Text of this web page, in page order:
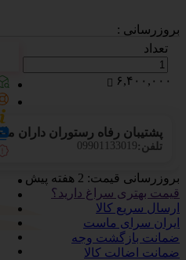
بروزرسانی :
تعداد
۶,۴۰۰,۰۰۰
پشتیبان رفاه رستوران داران
تلفن: 09901133019
بروزرسانی قیمت: 2 هفته پیش
قیمت بهتری سراغ دارید؟
ارسال سریع کالا
ایران سرای ماست
ضمانت بازگشت وجه
ضمانت اضالت کالا